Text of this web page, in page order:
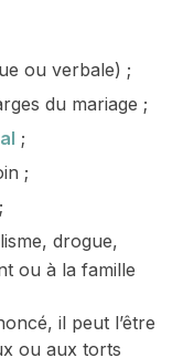
ou verbale) ;
du mariage ;
;
;
drogue,
ou à la famille
il peut l’être
ou aux torts